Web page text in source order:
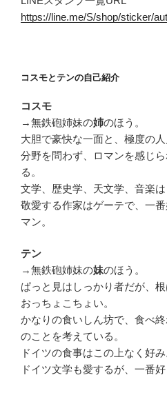
https://line.me/S/shop/sticker/
コスモとテンの自己紹介
コスモ
→無鉄砲姉妹の姉のほう。
大胆で豪快な一面と、極度の人
分野を問わず、ロマンを感じ
る。
文学、歴史学、天文学、音楽は
敬愛する作家はゲーテで、一
マン。
テン
→無鉄砲姉妹の妹のほう。
ぱっと見はしっかり者だが、
おっちょこちょい。
かなりの食いしん坊で、食べ
のことを考えている。
ドイツの食事はこの上なく好み
ドイツ文学も愛するが、一番